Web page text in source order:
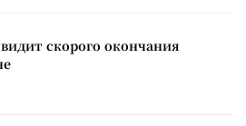
скорого окончания